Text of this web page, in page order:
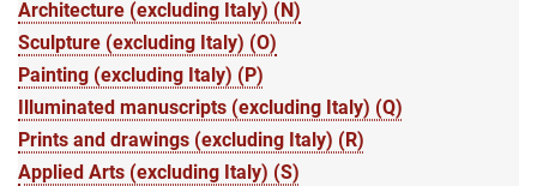
Architecture (excluding Italy) (N)
Sculpture (excluding Italy) (O)
Painting (excluding Italy) (P)
Illuminated manuscripts (excluding Italy) (Q)
Prints and drawings (excluding Italy) (R)
Applied Arts (excluding Italy) (S)